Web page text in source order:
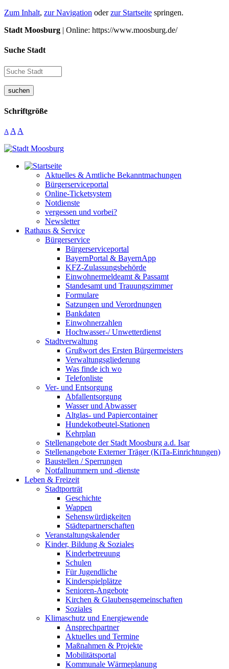
Zum Inhalt, zur Navigation oderzur Startseite springen.
Stadt Moosburg | Online: https://www.moosburg.de/
Suche Stadt
suchen
Schriftgröße
A A A
Aktuelles & Amtliche Bekanntmachungen
Bürgerserviceportal
Online-Ticketsystem
Notdienste
vergessen und vorbei?
Newsletter
Rathaus & Service
Bürgerservice
Bürgerserviceportal
BayernPortal & BayernApp
KFZ-Zulassungsbehörde
Einwohnermeldeamt & Passamt
Standesamt und Trauungszimmer
Formulare
Satzungen und Verordnungen
Bankdaten
Einwohnerzahlen
Hochwasser-/ Unwetterdienst
Stadtverwaltung
Grußwort des Ersten Bürgermeisters
Verwaltungsgliederung
Was finde ich wo
Telefonliste
Ver- und Entsorgung
Abfallentsorgung
Wasser und Abwasser
Altglas- und Papiercontainer
Hundekotbeutel-Stationen
Kehrplan
Stellenangebote der Stadt Moosburg a.d. Isar
Stellenangebote Externer Träger (KiTa-Einrichtungen)
Baustellen / Sperrungen
Notfallnummern und -dienste
Leben & Freizeit
Stadtporträt
Geschichte
Wappen
Sehenswürdigkeiten
Städtepartnerschaften
Veranstaltungskalender
Kinder, Bildung & Soziales
Kinderbetreuung
Schulen
Für Jugendliche
Kinderspielplätze
Senioren-Angebote
Kirchen & Glaubensgemeinschaften
Soziales
Klimaschutz und Energiewende
Ansprechpartner
Aktuelles und Termine
Maßnahmen & Projekte
Mobilitätsportal
Kommunale Wärmeplanung